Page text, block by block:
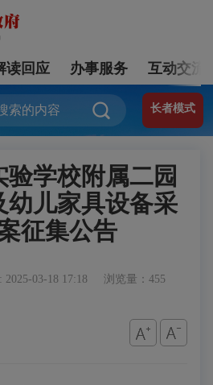
读回应 办事服务 互动交流
长者模式
验学校附属二园
幼儿家具设备采
征集公告
03-18 17:18 浏览量：455